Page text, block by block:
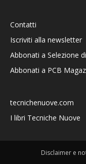
Contatti
Iscriviti alla newsletter
Abbonati a Selezione
Abbonati a PCB
tecnichenuove.com
I libri Tecniche Nuove
Disclaimer e